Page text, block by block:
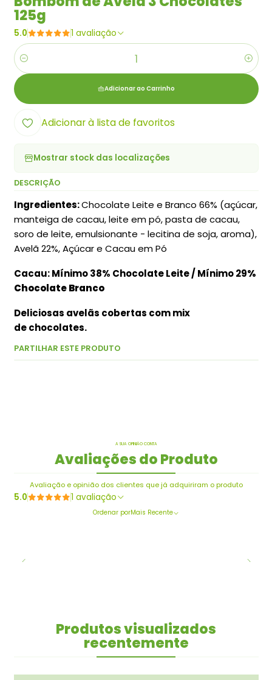
125g
5.0 1 avaliação
Quantidade
Adicionar ao Carrinho
Adicionar à lista de favoritos
Mostrar stock das localizações
DESCRIÇÃO
Ingredientes:Chocolate Leite e Branco 66% (açúcar,
manteiga de cacau, leite em pó, pasta de cacau,
soro de leite, emulsionante - lecitina de soja, aroma),
Avelã 22%, Açúcar e Cacau em Pó
Cacau: Mínimo 38% Chocolate Leite / Mínimo 29%
Chocolate Branco
Deliciosas avelãs cobertas com mix
de chocolates.
PARTILHAR ESTE PRODUTO
A SUA OPINIÃO CONTA
Avaliações do Produto
Avaliação e opinião dos clientes que já adquiriram o produto
5.0 1 avaliação
Ordenar porMais Recente
Produtos visualizados
recentemente